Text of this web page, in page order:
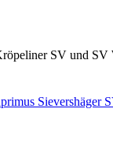
SV und
Sievershäger